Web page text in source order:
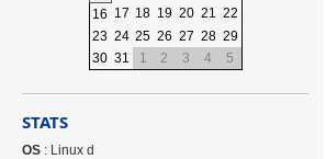
16 17 18 19 20 21 22
23 24 25 26 27 28 29
30 31 1 2 3 4 5
STATS
OS : Linux d